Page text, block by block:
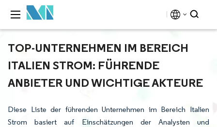
TOP-UNTERNEHMEN IM BEREICH
ITALIEN STROM: FÜHRENDE
ANBIETER UND WICHTIGE AKTEURE
Diese Liste der führenden Unternehmen im Bereich Italien
Strom basiert auf Einschätzungen der Analysten und